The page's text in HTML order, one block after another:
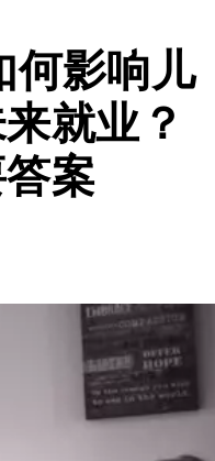
何影响儿
就业？
案